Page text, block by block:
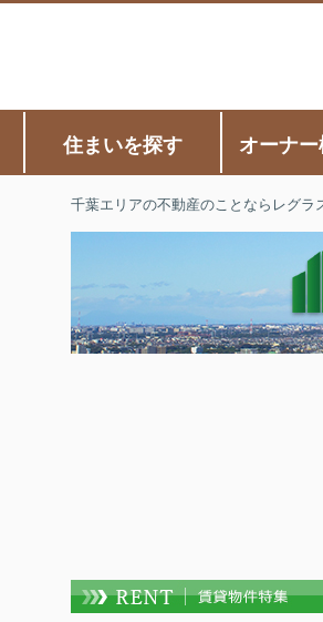
住まいを探す オーナ
千葉エリアの不動産のことならレグラ